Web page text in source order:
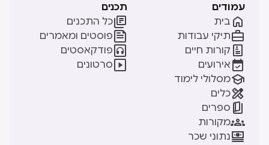
עמודים
בית 
תיקי עבודות
קורות חיים 
אירועים 
מסלולי לימוד
כלים
ספרים 
מקורות
נתוני שכר
תכנים
כל התכנים
פוסטים ומאמרים
פודקאסטים 
סרטונים 